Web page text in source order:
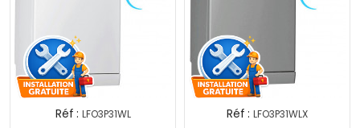
Réf : LFO3P31WL Réf : LFO3P31WLX